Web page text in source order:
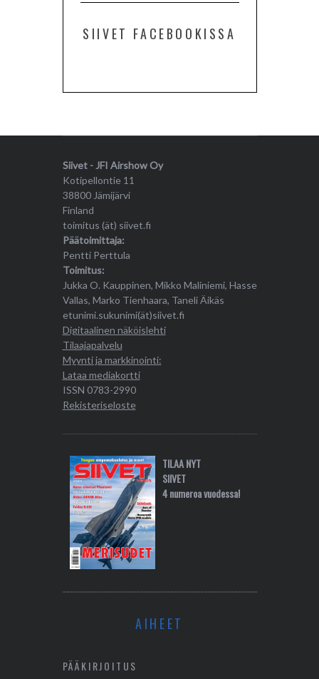
SIIVET FACEBOOKISSA
Siivet - JFI Airshow Oy
Kotipellontie 11
38800 Jämijärvi
Finland
toimitus (ät) siivet.fi
Päätoimittaja:
Pentti Perttula
Toimitus:
Jukka O. Kauppinen, Mikko Maliniemi, Hasse
Vallas, Marko Tienhaara, Taneli Äikäs
etunimi.sukunimi(ät)siivet.fi
Digitaalinen näköislehti
Tilaajapalvelu
Myynti ja markkinointi:
Lataa mediakortti
ISSN 0783-2990
Rekisteriseloste
TILAA NYT
SIIVET
4 numeroa vuodessa!
AIHEET
PÄÄKIRJOITUS